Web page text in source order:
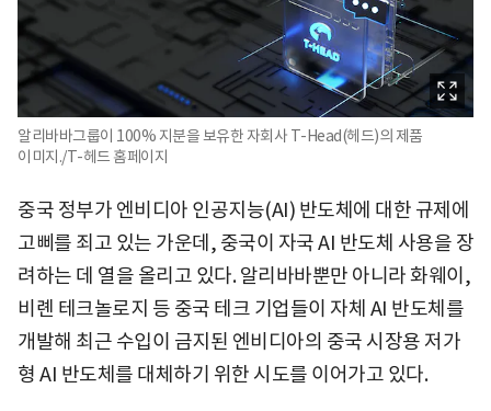
알리바바그룹이 100% 지분을 보유한 자회사 T-Head(헤드)의 제품
이미지./T-헤드 홈페이지
중국 정부가 엔비디아 인공지능(AI) 반도체에 대한 규제에
고삐를 죄고 있는 가운데, 중국이 자국 AI 반도체 사용을 장
려하는 데 열을 올리고 있다. 알리바바뿐만 아니라 화웨이,
비롄 테크놀로지 등 중국 테크 기업들이 자체 AI 반도체를
개발해 최근 수입이 금지된 엔비디아의 중국 시장용 저가
형 AI 반도체를 대체하기 위한 시도를 이어가고 있다.